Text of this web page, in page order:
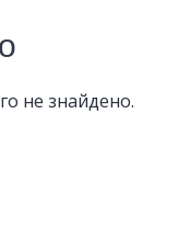
не знайдено.